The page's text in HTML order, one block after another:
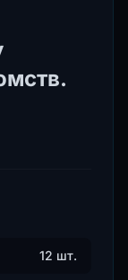
12 шт.